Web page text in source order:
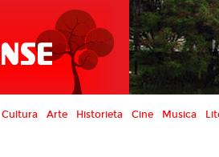
Cultura Arte Historieta Cine Musica